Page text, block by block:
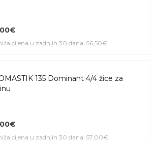
cijena u zadnjih 30 dana: 56,50€
135 Dominant 4/4 žice za
cijena u zadnjih 30 dana: 57,00€